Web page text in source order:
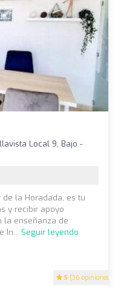
5 (36 opiniones)
Local 9, Bajo -
de la Horadada, es tu
y recibir apoyo
la enseñanza de
In... Seguir leyendo